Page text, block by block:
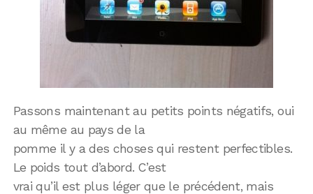
Passons maintenant au petits points négatifs, oui
au même au pays de la
pomme il y a des choses qui restent perfectibles.
Le poids tout d’abord. C’est
vrai qu’il est plus léger que le précédent, mais